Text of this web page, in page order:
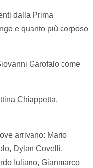
dalla Prima
e quanto più corposo
Garofalo come
Chiappetta,
arrivano: Mario
Dylan Covelli,
Iuliano, Gianmarco